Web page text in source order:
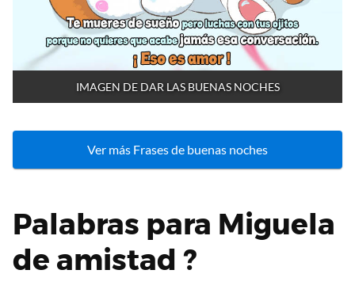
IMAGEN DE DAR LAS BUENAS NOCHES
Ver más Frases de buenas noches
Palabras para Miguela
de amistad ?